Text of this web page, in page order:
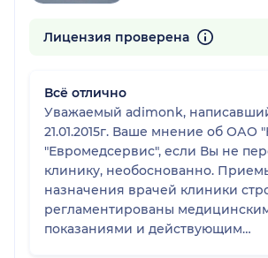
Лицензия проверена
Всё отлично
Уважаемый adimonk,
21.01.2015г. Ваше мнение об ОАО
"Евромедсервис", если Вы не
клинику, необоснованно.
назначения врачей клиники
регламентированы
показаниями и действующим